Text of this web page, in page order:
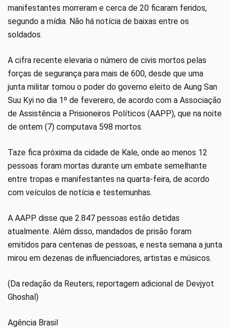
manifestantes morreram e cerca de 20 ficaram feridos,
segundo a mídia. Não há notícia de baixas entre os
soldados.
A cifra recente elevaria o número de civis mortos pelas
forças de segurança para mais de 600, desde que uma
junta militar tomou o poder do governo eleito de Aung San
Suu Kyi no dia 1º de fevereiro, de acordo com a Associação
de Assistência a Prisioneiros Políticos (AAPP), que na noite
de ontem (7) computava 598 mortos.
Taze fica próxima da cidade de Kale, onde ao menos 12
pessoas foram mortas durante um embate semelhante
entre tropas e manifestantes na quarta-feira, de acordo
com veículos de notícia e testemunhas.
A AAPP disse que 2.847 pessoas estão detidas
atualmente. Além disso, mandados de prisão foram
emitidos para centenas de pessoas, e nesta semana a junta
mirou em dezenas de influenciadores, artistas e músicos.
(Da redação da Reuters; reportagem adicional de Devjyot
Ghoshal)
Agência Brasil